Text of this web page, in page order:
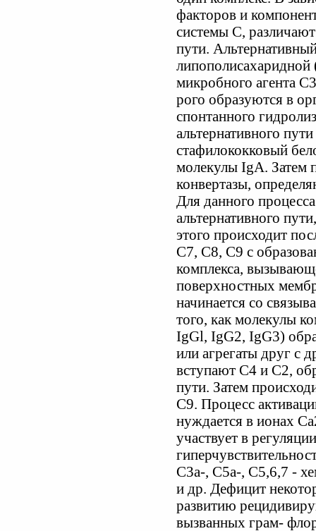
факторов и
системы С,
пути.
липополисахаридной
микробного агента
рого образуются в
спонтанного
альтернативного
стафилококковый
молекулы IgA. Затем
конвертазы,
Для данного
альтернативного
этого происходит
С7, С8, С9 с
комплекса,
поверхностных
начинается со
того, как молекулы
IgGl, IgG2, IgG3)
или агрегаты друг с
вступают С4 и С2,
пути. Затем
С9. Процесс
нуждается в ионах
участвует в
С3а-, С5а-, С5,6,7 -
и др. Дефицит
развитию
вызванных грам-